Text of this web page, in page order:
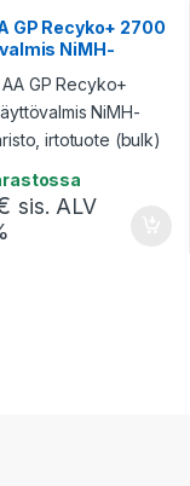
GP Recyko+ 2700
NiMH-
sis. ALV